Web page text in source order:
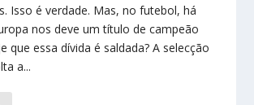
Isso é verdade. Mas, no futebol, há
nos deve um título de campeão
que essa dívida é saldada? A selecção
a...